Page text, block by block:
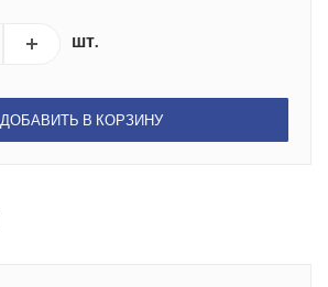
шт.
ДОБАВИТЬ В КОРЗИНУ